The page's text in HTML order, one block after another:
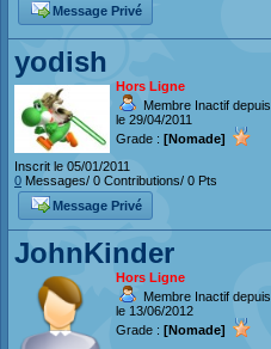
Message Privé
yodish
Hors Ligne
Membre Inactif depuis
le 29/04/2011
Grade : [Nomade]
Inscrit le 05/01/2011
0 Messages/ 0 Contributions/ 0 Pts
Message Privé
JohnKinder
Hors Ligne
Membre Inactif depuis
le 13/06/2012
Grade : [Nomade]